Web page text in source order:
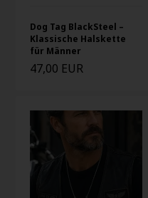
Dog Tag BlackSteel –
Klassische Halskette
für Männer
47,00 EUR